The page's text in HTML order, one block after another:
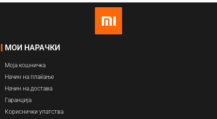
МОИ НАРАЧКИ
Моја кошничка
Начин на плаќање
Начин на достава
Гаранција
Кориснички упатства